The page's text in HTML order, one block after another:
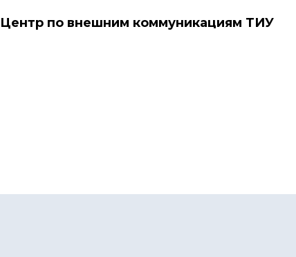
Центр по внешним коммуникациям ТИУ